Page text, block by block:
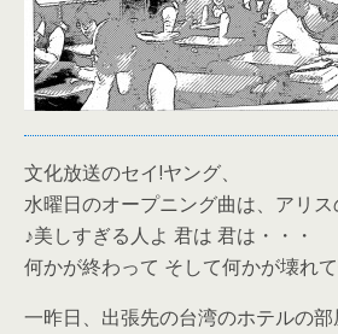
文化放送のセイ!ヤング、
水曜日のオープニング曲は、アリス
♪美しすぎる人よ 君は 君は・・・
何かが終わって そして何かが壊れ
一昨日、出張先の台湾のホテルの